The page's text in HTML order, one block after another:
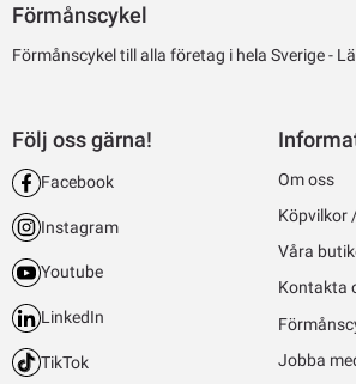
Förmånscykel
Förmånscykel till alla företag i hela Sverige -
Följ oss gärna!
Facebook
Instagram
Youtube
LinkedIn
TikTok
Om oss
Köpvilkor
Våra
Kontakta
Jobba